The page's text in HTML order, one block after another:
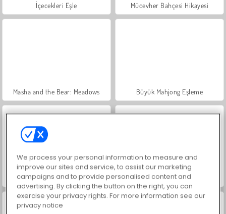
İçecekleri Eşle Mücevher Bahçesi Hikayesi
Masha and the Bear: Meadows Büyük Mahjong Eşleme
Trollface Quest: USA 2 Scala 40
We process your personal information to measure and
improve our sites and service, to assist our marketing
campaigns and to provide personalised content and
advertising. By clicking the button on the right, you can
exercise your privacy rights. For more information see our
privacy notice